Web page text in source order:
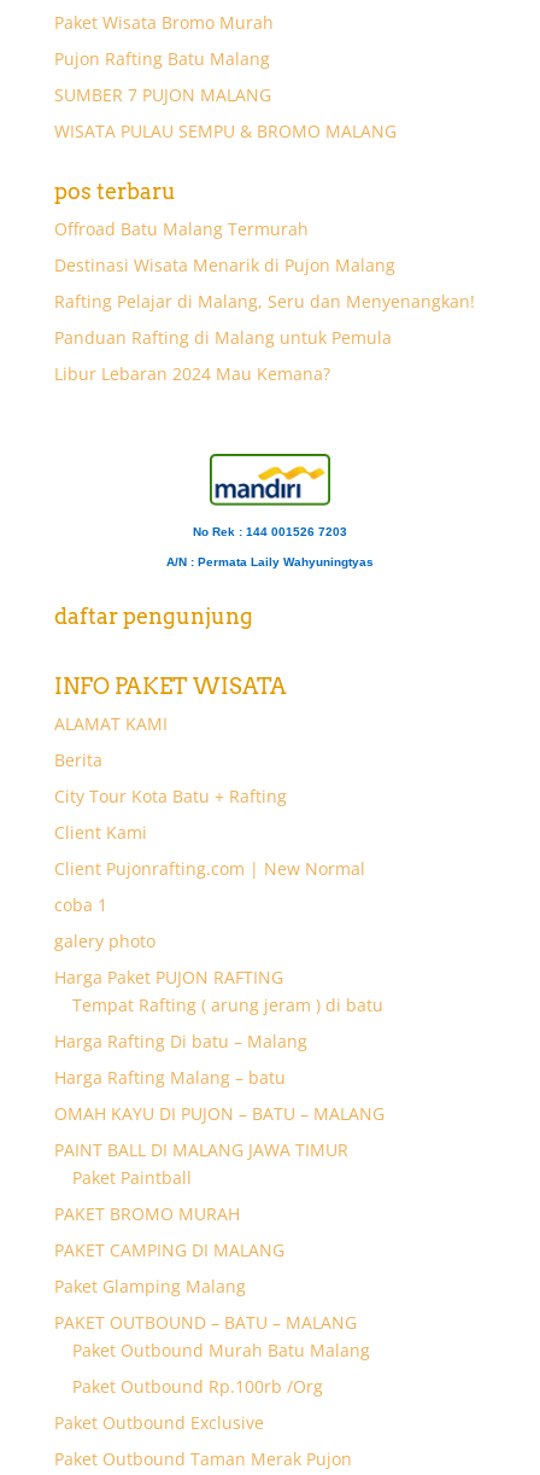
Paket Wisata Bromo Murah
Pujon Rafting Batu Malang
SUMBER 7 PUJON MALANG
WISATA PULAU SEMPU & BROMO MALANG
pos terbaru
Offroad Batu Malang Termurah
Destinasi Wisata Menarik di Pujon Malang
Rafting Pelajar di Malang, Seru dan Menyenangkan!
Panduan Rafting di Malang untuk Pemula
Libur Lebaran 2024 Mau Kemana?
No Rek : 144 001526 7203
A/N : Permata Laily Wahyuningtyas
daftar pengunjung
INFO PAKET WISATA
ALAMAT KAMI
Berita
City Tour Kota Batu + Rafting
Client Kami
Client Pujonrafting.com | New Normal
coba 1
galery photo
Harga Paket PUJON RAFTING
Tempat Rafting ( arung jeram ) di batu
Harga Rafting Di batu – Malang
Harga Rafting Malang – batu
OMAH KAYU DI PUJON – BATU – MALANG
PAINT BALL DI MALANG JAWA TIMUR
Paket Paintball
PAKET BROMO MURAH
PAKET CAMPING DI MALANG
Paket Glamping Malang
PAKET OUTBOUND – BATU – MALANG
Paket Outbound Murah Batu Malang
Paket Outbound Rp.100rb /Org
Paket Outbound Exclusive
Paket Outbound Taman Merak Pujon